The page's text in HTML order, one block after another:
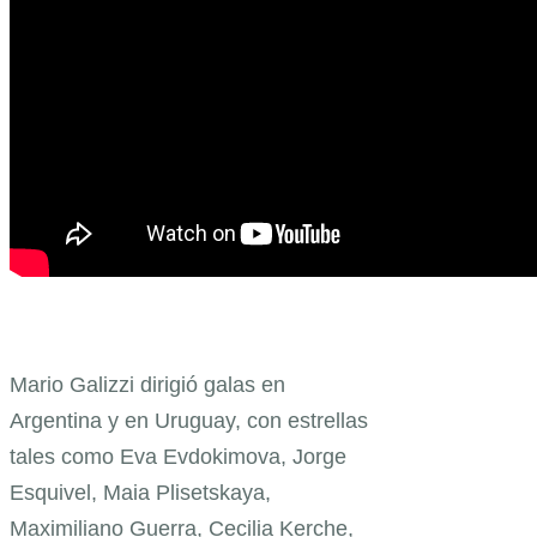
Mario Galizzi dirigió galas en
Argentina y en Uruguay, con estrellas
tales como Eva Evdokimova, Jorge
Esquivel, Maia Plisetskaya,
Maximiliano Guerra, Cecilia Kerche,